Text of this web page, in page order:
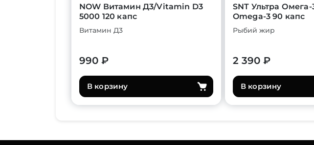
NOW Витамин Д3/Vitamin D3
5000 120 капс
Витамин Д3
990 ₽
В корзину
SNT Ультра
Omega-3 90 капс
Рыбий жир
2 390 ₽
В корзину